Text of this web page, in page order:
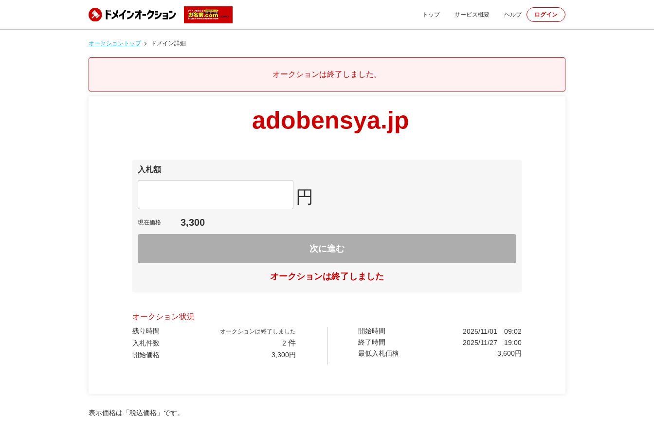
トップ サービス概要 ヘルプ ログイン
オークショントップ ドメイン詳細
オークションは終了しました。
adobensya.jp
入札額
円
現在価格 3,300
次に進む
オークションは終了しました
オークション状況
残り時間 オークションは終了しました
入札件数 2 件
開始価格 3,300円
開始時間 2025/11/01
09:02
終了時間
2025/11/27
19:00
最低入札価格
3,600円
表示価格は「税込価格」です。